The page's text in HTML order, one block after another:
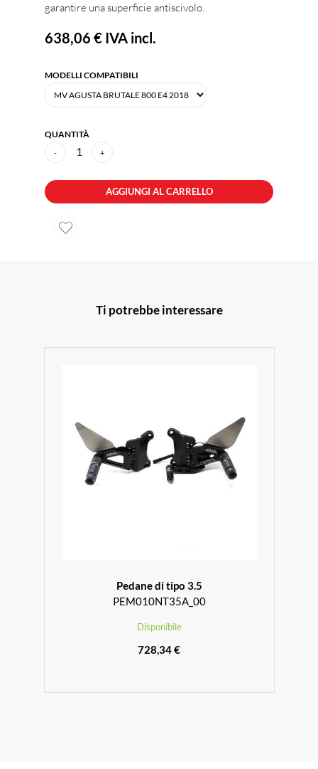
garantire una superficie antiscivolo.
638,06 € IVA incl.
MODELLI COMPATIBILI
QUANTITÀ
- 1 +
AGGIUNGI AL CARRELLO
Ti potrebbe interessare
Pedane di tipo 3.5
PEM010NT35A_00
Disponibile
728,34 €